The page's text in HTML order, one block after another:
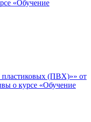
«Обучение
пластиковых (ПВХ)»» от
о курсе «Обучение